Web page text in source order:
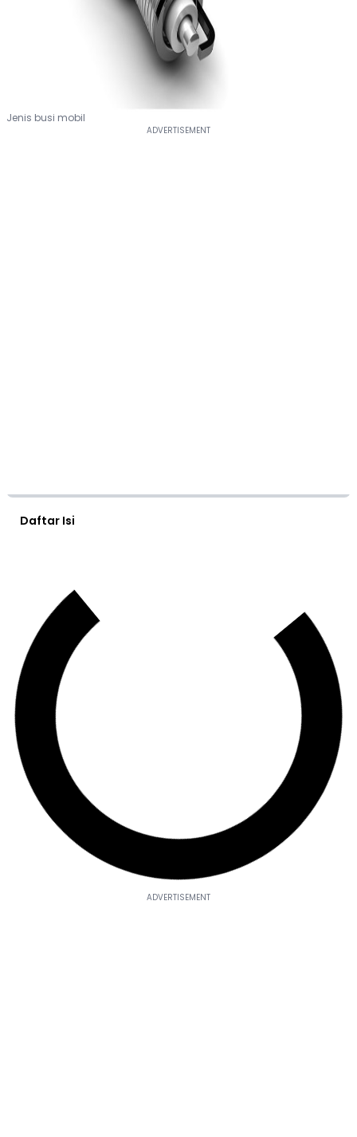
Jenis busi mobil
Daftar Isi